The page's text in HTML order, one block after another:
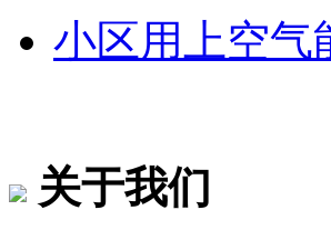
小区用上空气
关于我们